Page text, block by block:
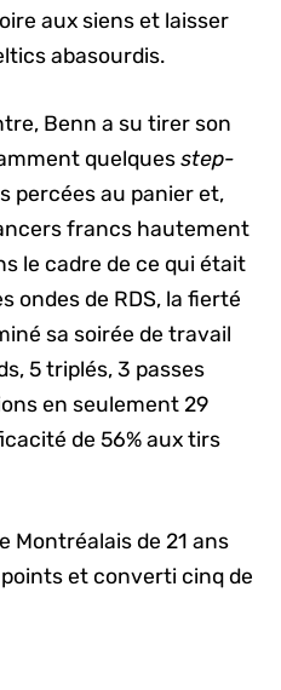
aux siens et laisser
abasourdis.
Benn a su tirer son
quelquesstep-
percées au panier et,
francs hautement
le cadre de ce qui était
ondes de RDS, la fierté
sa soirée de travail
5 triplés, 3 passes
en seulement 29
de 56% aux tirs
Montréalais de 21 ans
et converti cinq de